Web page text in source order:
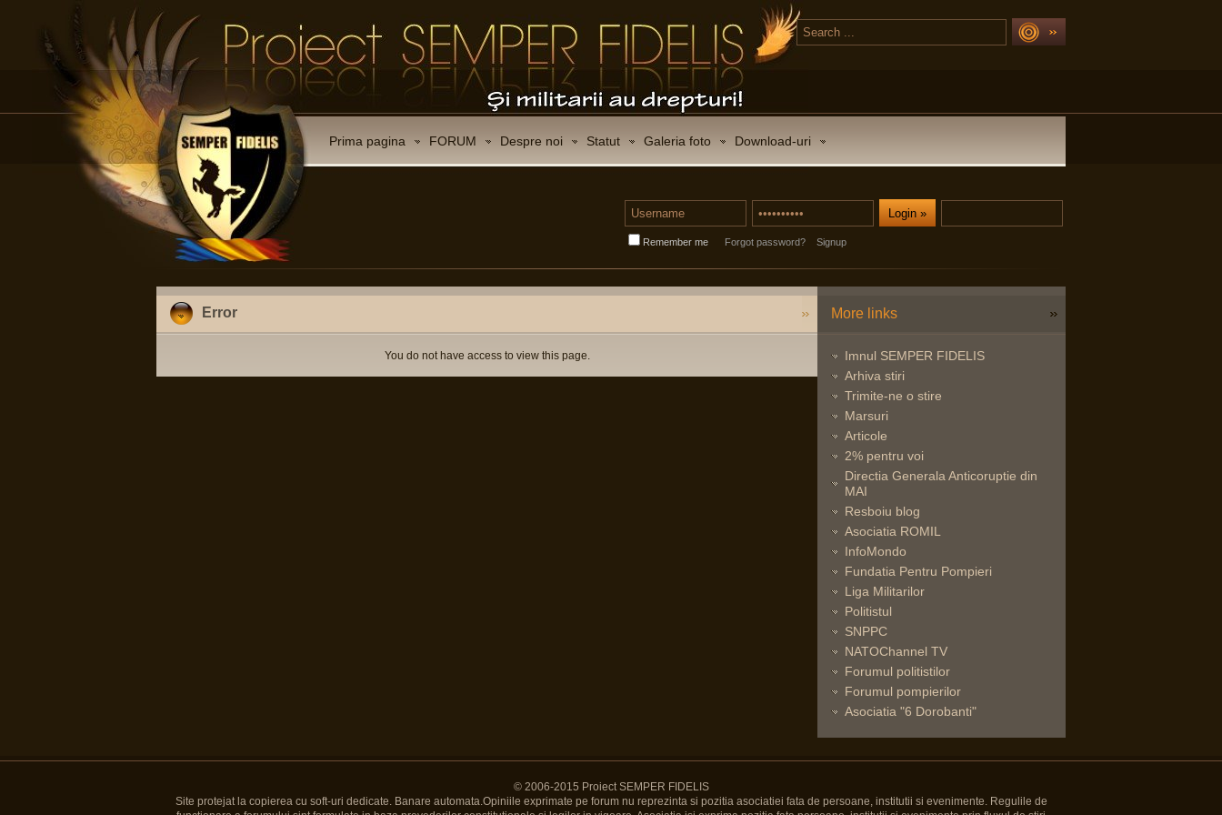
Prima pagina FORUM Despre noi Statut Galeria foto Download-uri
Remember me Forgot password? Signup
Error
You do not have access to view this page.
More links
Imnul SEMPER FIDELIS
Arhiva stiri
Trimite-ne o stire
Marsuri
Articole
2% pentru voi
Directia Generala Anticoruptie din
MAI
Resboiu blog
Asociatia ROMIL
InfoMondo
Fundatia Pentru Pompieri
Liga Militarilor
Politistul
SNPPC
NATOChannel TV
Forumul politistilor
Forumul pompierilor
Asociatia "6 Dorobanti"
© 2006-2015 Proiect SEMPER FIDELIS
Site protejat la copierea cu soft-uri dedicate. Banare automata.Opiniile exprimate pe forum nu reprezinta si pozitia asociatiei fata de persoane, institutii si evenimente. Regulile de